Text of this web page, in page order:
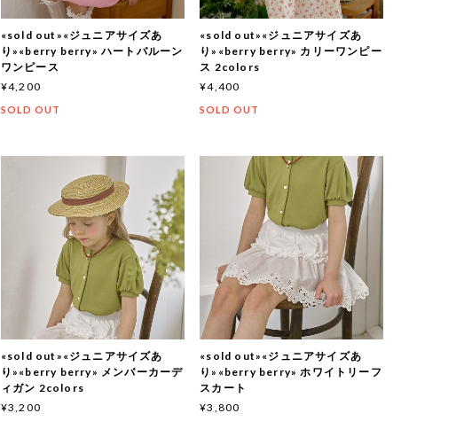
«sold out»«ジュニアサイズあ
り»«berry berry» ハートバルーン
ワンピース
¥4,200
SOLD OUT
«sold out»«ジュニアサイズあ
り»«berry berry» カリーワンピー
ス 2colors
¥4,400
SOLD OUT
«sold out»«ジュニアサイズあ
り»«berry berry» メンバーカーデ
ィガン 2colors
¥3,200
«sold out»«ジュニアサイズあ
り»«berry berry» ホワイトリーフ
スカート
¥3,800